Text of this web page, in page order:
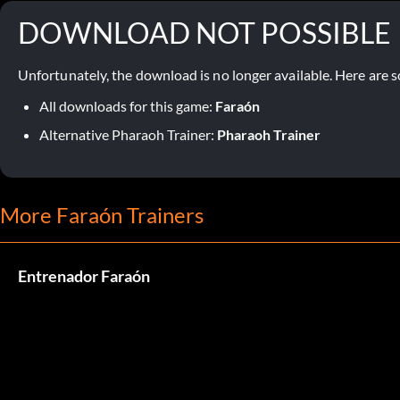
DOWNLOAD NOT POSSIBLE
Unfortunately, the download is no longer available. Here are
All downloads for this game: Faraón
Alternative Pharaoh Trainer: Pharaoh Trainer
More Faraón Trainers
Entrenador Faraón